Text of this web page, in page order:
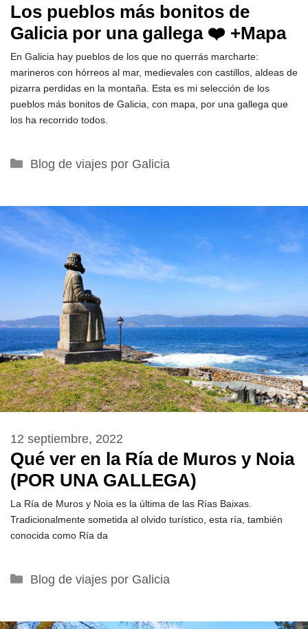
Los pueblos más bonitos de
Galicia por una gallega ❤️ +Mapa
En Galicia hay pueblos de los que no querrás marcharte:
marineros con hórreos al mar, medievales con castillos, aldeas de
pizarra perdidas en la montaña. Esta es mi selección de los
pueblos más bonitos de Galicia, con mapa, por una gallega que
los ha recorrido todos.
Categorías
Blog de viajes por Galicia
Qué ver en la Ría de Muros y Noia
(POR UNA GALLEGA)
12 septiembre, 2022
La Ría de Muros y Noia es la última de las Rías Baixas.
Tradicionalmente sometida al olvido turístico, esta ría, también
conocida como Ría da
Categorías
Blog de viajes por Galicia